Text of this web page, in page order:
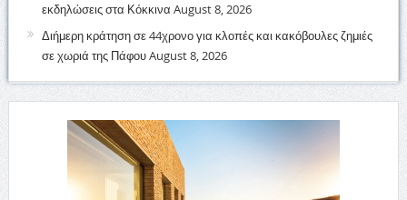
εκδηλώσεις στα Κόκκινα August 8, 2026
Διήμερη κράτηση σε 44χρονο για κλοπές και κακόβουλες ζημιές
σε χωριά της ΠάφουAugust 8, 2026